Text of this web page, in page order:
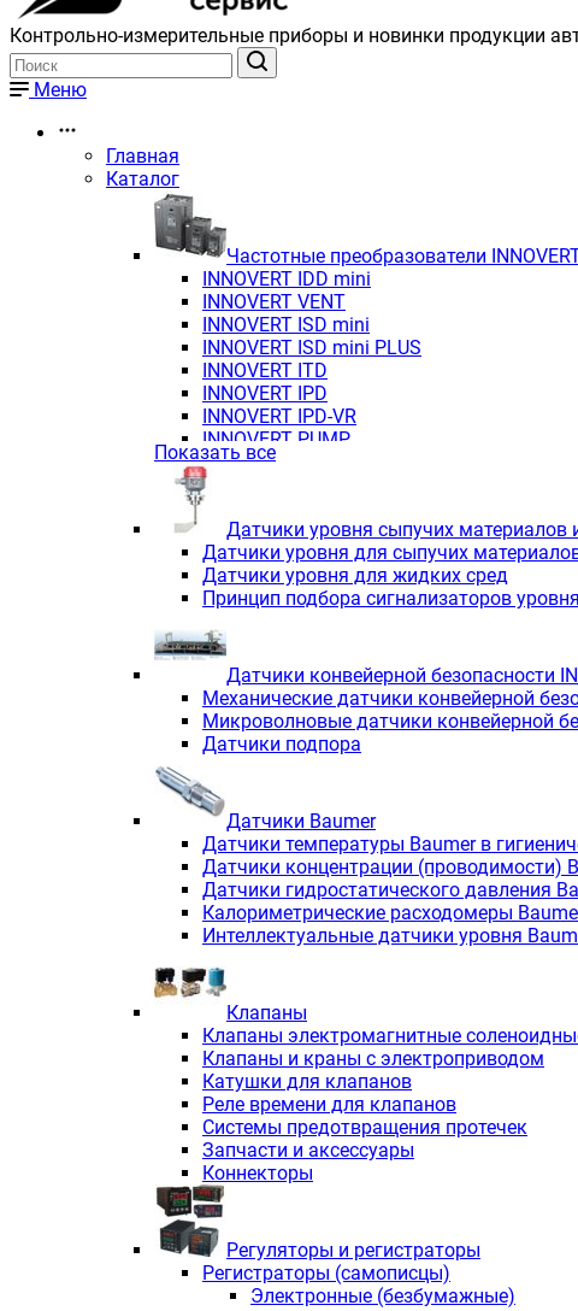
Контрольно-измерительные приборы и новинки продукции
Меню
Главная
Каталог
Частотные преобразователи
INNOVERT IDD mini
INNOVERT VENT
INNOVERT ISD mini
INNOVERT ISD mini PLUS
INNOVERT ITD
INNOVERT IРD
INNOVERT IРD-VR
INNOVERT PUMP
Показать все
Датчики уровня сыпучих материалов
Датчики уровня для сыпучих
Датчики уровня для жидких сред
Принцип подбора сигнализаторов уровня
Датчики конвейерной безопасности
Механические датчики конвейерной
Микроволновые датчики конвейерной
Датчики подпора
Датчики Baumer
Датчики температуры Baumer в
Датчики концентрации (проводимости)
Датчики гидростатического давления
Калориметрические расходомеры
Интеллектуальные датчики уровня
Клапаны
Клапаны электромагнитные
Клапаны и краны с электроприводом
Катушки для клапанов
Реле времени для клапанов
Системы предотвращения протечек
Запчасти и аксессуары
Коннекторы
Регуляторы и регистраторы
Регистраторы (самописцы)
Электронные (безбумажные)